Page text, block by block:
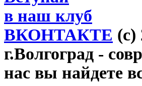
в наш клуб
ВКОНТАКТЕ (c)
г.Волгоград -
нас вы найдете